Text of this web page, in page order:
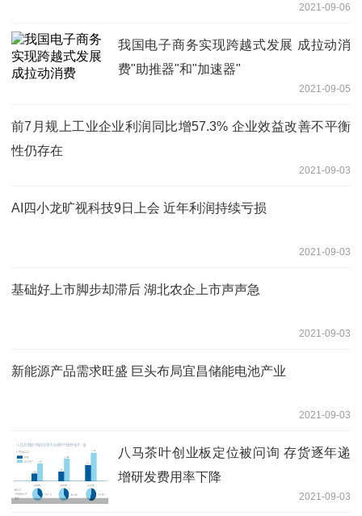
2021-09-06
我国电子商务实现跨越式发展 成拉动消
费"助推器"和"加速器"
2021-09-05
前7月规上工业企业利润同比增57.3% 企业效益改善不平衡
性仍存在
2021-09-03
AI四小龙旷视科技9日上会 近年利润持续亏损
2021-09-03
基础好上市脚步却滞后 湖北农企上市声声急
2021-09-03
新能源产品需求旺盛 巨头布局宜昌储能电池产业
2021-09-03
八马茶叶创业板定位被问询 存货逐年递
增研发费用率下降
2021-09-03